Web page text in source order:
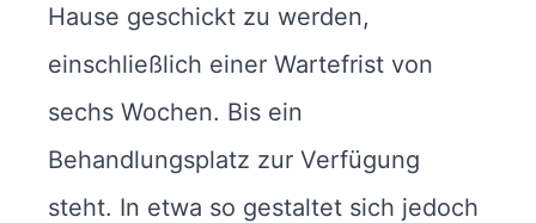
Hause geschickt zu werden,
einschließlich einer Wartefrist von
sechs Wochen. Bis ein
Behandlungsplatz zur Verfügung
steht. In etwa so gestaltet sich jedoch